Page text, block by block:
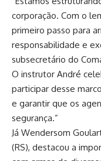
corporação. Com o
primeiro passo para
responsabilidade e
subsecretário do
O instrutor André
participar desse
e garantir que os
segurança.”
Já Wendersom
(RS), destacou a